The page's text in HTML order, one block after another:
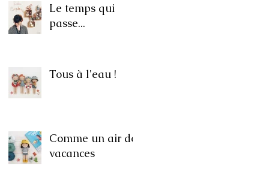
Le temps qui
passe...
Tous à l'eau !
Comme un air de
vacances